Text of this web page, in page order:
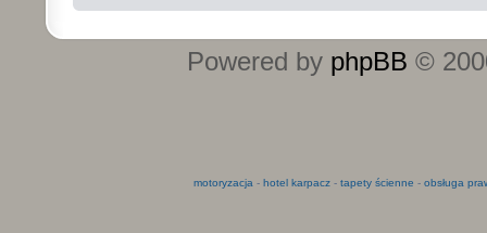
Powered by phpBB ©
motoryzacja - hotel karpacz- tapety ścienne - obsługa